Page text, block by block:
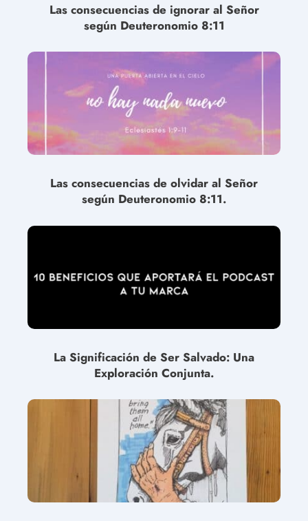
Las consecuencias de ignorar al Señor
según Deuteronomio 8:11
Las consecuencias de olvidar al Señor
según Deuteronomio 8:11.
La Significación de Ser Salvado: Una
Exploración Conjunta.